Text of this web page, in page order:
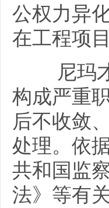
公权力异
在工程项
尼玛才
构成严重
后不收敛
处理。依
共和国监
法》等有